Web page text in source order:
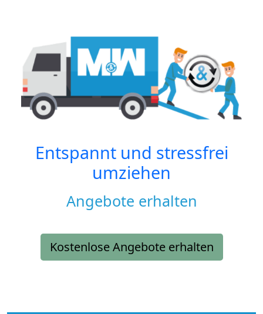
Entspannt und stressfrei
umziehen
Angebote erhalten
Kostenlose Angebote erhalten